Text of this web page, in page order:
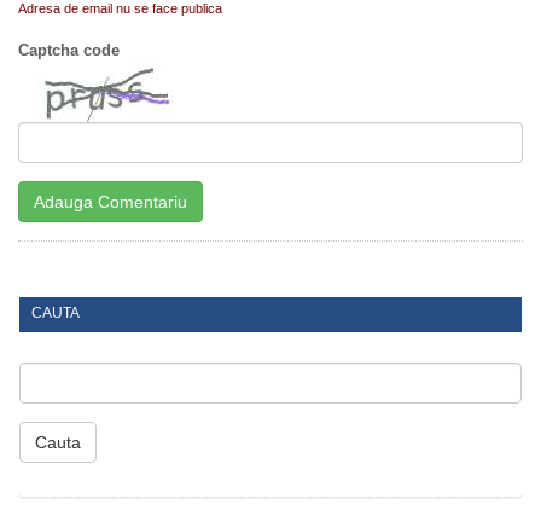
Adresa de email nu se face publica
Captcha code
CAUTA
Cauta